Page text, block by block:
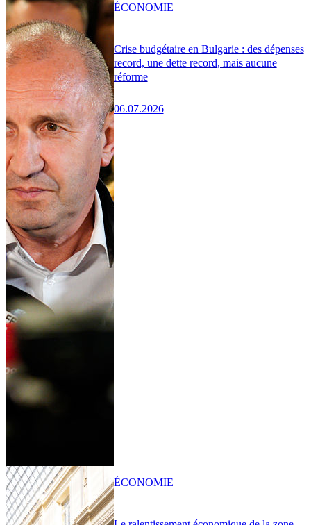
Crise budgétaire en Bulgarie : des dépenses
record, une dette record, mais aucune
réforme
06.07.2026
ÉCONOMIE
ÉCONOMIE